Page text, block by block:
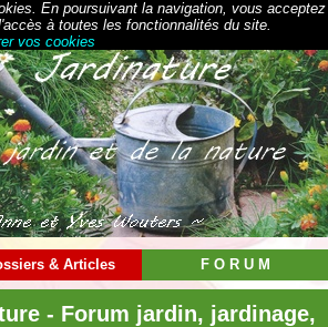
En poursuivant la navigation, vous acceptez
à toutes les fonctionnalités du site.
vos cookies
& Articles F O R U M
- Forum jardin, jardinage,